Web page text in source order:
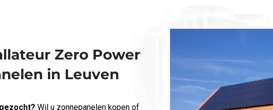
Zero Power
in Leuven
Wil u zonnepanelen kopen of